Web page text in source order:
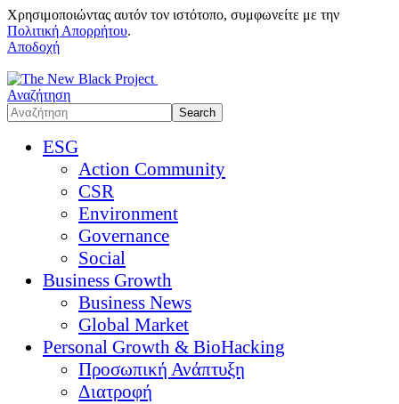
Χρησιμοποιώντας αυτόν τον ιστότοπο, συμφωνείτε με την
Πολιτική Απορρήτου.
Αποδοχή
Αναζήτηση
ESG
Action Community
CSR
Environment
Governance
Social
Business Growth
Business News
Global Market
Personal Growth & BioHacking
Προσωπική Ανάπτυξη
Διατροφή